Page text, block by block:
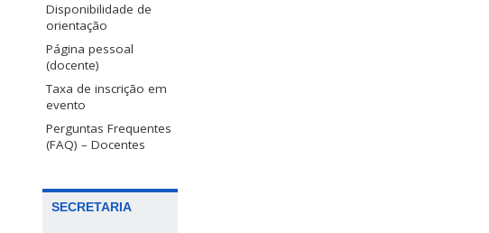
Disponibilidade de
orientação
Página pessoal
(docente)
Taxa de inscrição em
evento
Perguntas Frequentes
(FAQ) – Docentes
SECRETARIA